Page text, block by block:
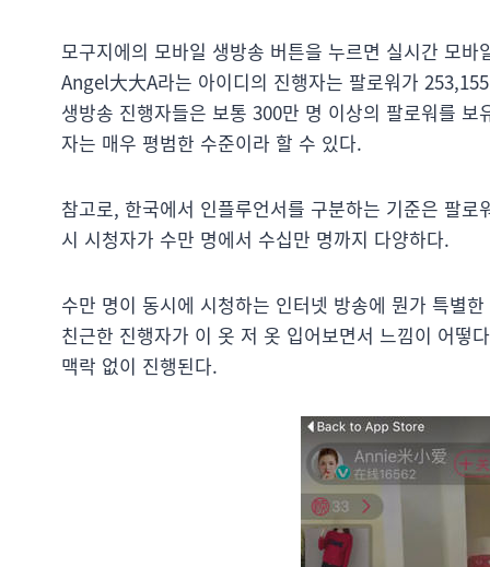
모구지에의 모바일 생방송 버튼을 누르면 실시간 모
Angel大大A라는 아이디의 진행자는 팔로워가
생방송 진행자들은 보통 300만 명 이상의 팔로워를
자는 매우 평범한 수준이라 할 수 있다.
참고로, 한국에서 인플루언서를 구분하는 기준은 팔
시 시청자가 수만 명에서 수십만 명까지 다양하다.
수만 명이 동시에 시청하는 인터넷 방송에 뭔가 특별
친근한 진행자가 이 옷 저 옷 입어보면서 느낌이 어떻
맥락 없이 진행된다.